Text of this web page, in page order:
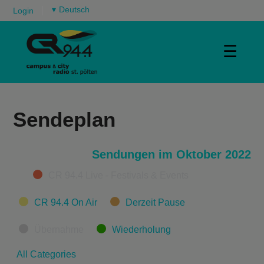
Login ▾
☰
Sendeplan
Sendungen im Oktober 2022
Categories
CR 94.4 On Air Derzeit Pause
Wiederholung
All Categories